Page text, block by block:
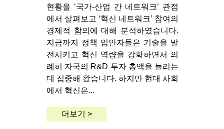
현황을 ‘국가-산업 간 네트워크’ 관점
에서 살펴보고 ‘혁신 네트워크’ 참여의
경제적 함의에 대해 분석하였습니다.
지금까지 정책 입안자들은 기술을 발
전시키고 혁신 역량을 강화하면서 의
례히 자국의 R&D 투자 총액을 늘리는
데 집중해 왔습니다. 하지만 현대 사회
에서 혁신은...
더보기 >